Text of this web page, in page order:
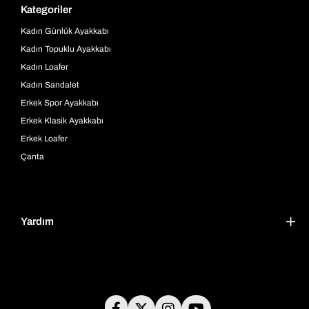
Kategoriler
Kadın Günlük Ayakkabı
Kadın Topuklu Ayakkabı
Kadın Loafer
Kadın Sandalet
Erkek Spor Ayakkabı
Erkek Klasik Ayakkabı
Erkek Loafer
Çanta
Yardım